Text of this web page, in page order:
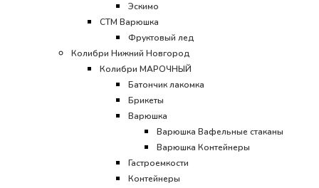
Эскимо
CТМ Варюшка
Фруктовый лед
Колибри Нижний Новгород
Колибри МАРОЧНЫЙ
Батончик лакомка
Брикеты
Варюшка
Варюшка Вафельные стаканы
Варюшка Контейнеры
Гастроемкости
Контейнеры